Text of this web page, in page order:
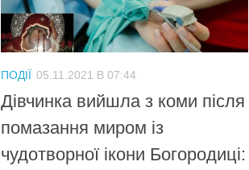
ПОДІЇ 05.11.2021 В 07:44
Дівчинка вийшла з коми після
помазання миром із
чудотворної ікони Богородиці: